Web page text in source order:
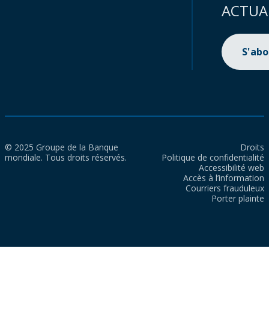
© 2025 Groupe de la Banque
mondiale. Tous droits réservés.
Droits
Politique de confidentialité
Accessibilité web
Accès à l’information
Courriers frauduleux
Porter plainte